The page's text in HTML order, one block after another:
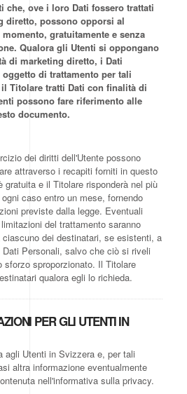
che, ove i loro Dati fossero trattati
diretto, possono opporsi al
gratuitamente e senza
Qualora gli Utenti si oppongano
di marketing diretto, i Dati
di trattamento per tali
Titolare tratti Dati con finalità di
possono fare riferimento alle
documento.
dei diritti dell'Utente possono
attraverso i recapiti forniti in questo
gratuita e il Titolare risponderà nel più
caso entro un mese, fornendo
previste dalla legge. Eventuali
del trattamento saranno
dei destinatari, se esistenti, a
Personali, salvo che ciò si riveli
sproporzionato. Il Titolare
qualora egli lo richieda.
PER GLI UTENTI IN
agli Utenti in Svizzera e, per tali
altra informazione eventualmente
nell'informativa sulla privacy.